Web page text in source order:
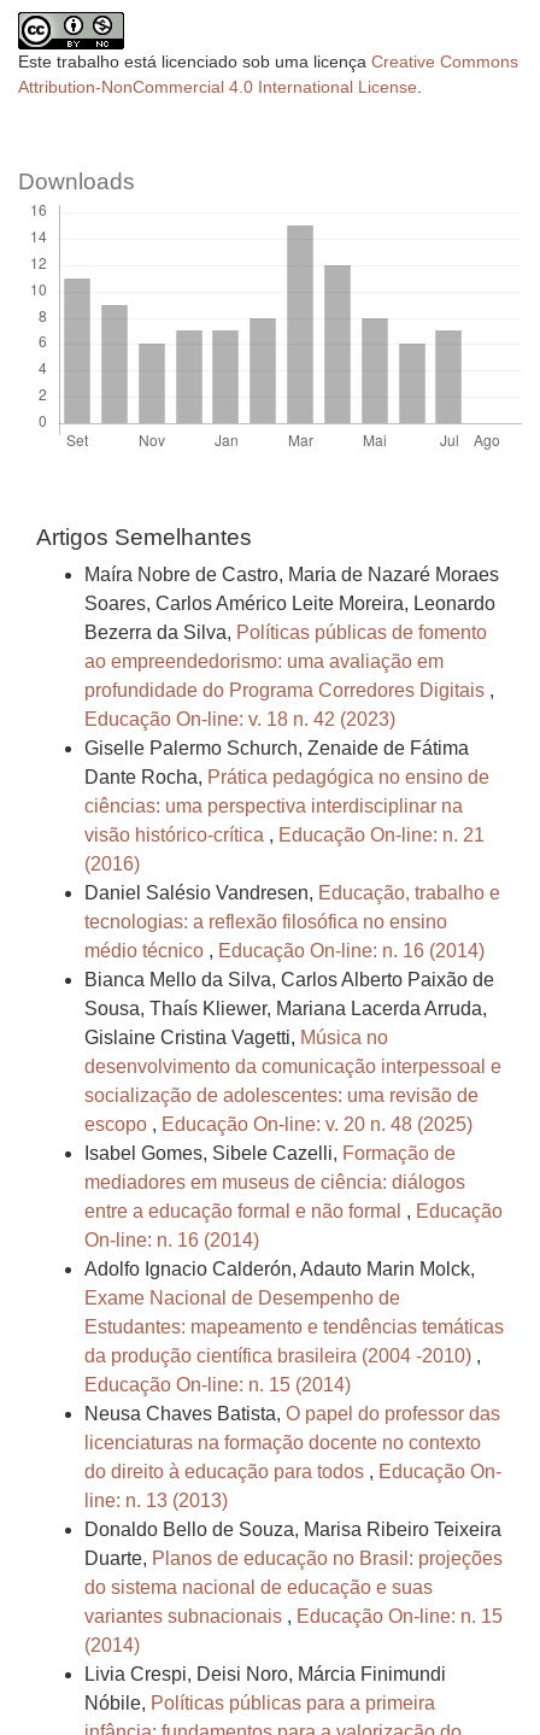
Este trabalho está licenciado sob uma licença Creative Commons
Attribution-NonCommercial 4.0 International License.
Downloads
Artigos Semelhantes
Maíra Nobre de Castro, Maria de Nazaré Moraes
Soares, Carlos Américo Leite Moreira, Leonardo
Bezerra da Silva, Políticas públicas de fomento
ao empreendedorismo: uma avaliação em
profundidade do Programa Corredores Digitais ,
Educação On-line: v. 18 n. 42 (2023)
Giselle Palermo Schurch, Zenaide de Fátima
Dante Rocha, Prática pedagógica no ensino de
ciências: uma perspectiva interdisciplinar na
visão histórico-crítica , Educação On-line: n. 21
(2016)
Daniel Salésio Vandresen, Educação, trabalho e
tecnologias: a reflexão filosófica no ensino
médio técnico , Educação On-line: n. 16 (2014)
Bianca Mello da Silva, Carlos Alberto Paixão de
Sousa, Thaís Kliewer, Mariana Lacerda Arruda,
Gislaine Cristina Vagetti, Música no
desenvolvimento da comunicação interpessoal e
socialização de adolescentes: uma revisão de
escopo , Educação On-line: v. 20 n. 48 (2025)
Isabel Gomes, Sibele Cazelli, Formação de
mediadores em museus de ciência: diálogos
entre a educação formal e não formal , Educação
On-line: n. 16 (2014)
Adolfo Ignacio Calderón, Adauto Marin Molck,
Exame Nacional de Desempenho de
Estudantes: mapeamento e tendências temáticas
da produção científica brasileira (2004 -2010) ,
Educação On-line: n. 15 (2014)
Neusa Chaves Batista, O papel do professor das
licenciaturas na formação docente no contexto
do direito à educação para todos , Educação On-
line: n. 13 (2013)
Donaldo Bello de Souza, Marisa Ribeiro Teixeira
Duarte, Planos de educação no Brasil: projeções
do sistema nacional de educação e suas
variantes subnacionais , Educação On-line: n. 15
(2014)
Livia Crespi, Deisi Noro, Márcia Finimundi
Nóbile, Políticas públicas para a primeira